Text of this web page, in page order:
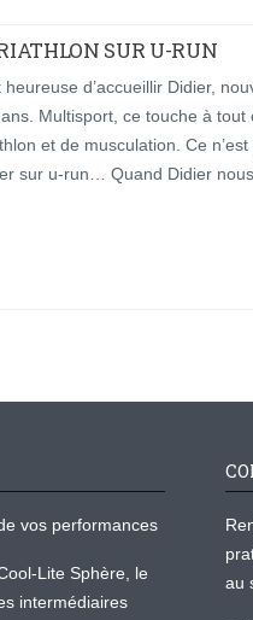
SUR U-RUN
d’accueillir Didier,
Multisport, ce touche à tout
et de musculation. Ce
sur u-run… Quand Didier
vos performances
Lite Sphère, le
intermédiaires
au